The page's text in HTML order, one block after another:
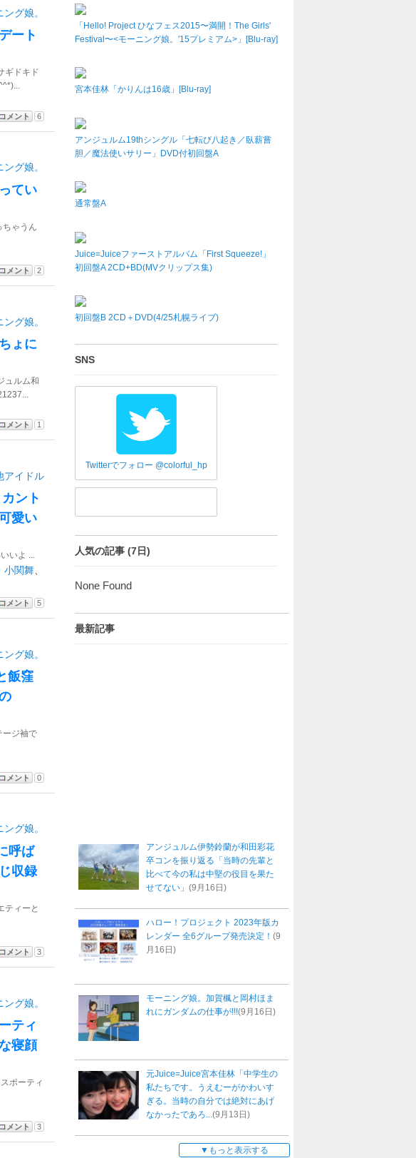
ング娘。
ート
ギドキド
コメント 6
ング娘。
てい
ゃうん
コメント 2
ング娘。
ょに
ュルム和
コメント 1
アイドル
ント
愛い
いよ ...
小関舞、
コメント 5
ング娘。
飯窪
ージ袖で
コメント 0
ング娘。
呼ば
収録
ティーと
コメント 3
ング娘。
ティ
寝顔
ポーティ
コメント 3
「Hello! Project ひなフェス2015〜満開！The Girls'
Festival〜<モーニング娘。'15プレミアム>」[Blu-ray]
宮本佳林「かりんは16歳」[Blu-ray]
アンジュルム19thシングル「七転び八起き／臥薪嘗
胆／魔法使いサリー」DVD付初回盤A
通常盤A
Juice=Juiceファーストアルバム「First Squeeze!」
初回盤A 2CD+BD(MVクリップス集)
初回盤B 2CD＋DVD(4/25札幌ライブ)
SNS
Twitterでフォロー @colorful_hp
人気の記事 (7日)
None Found
最新記事
アンジュルム伊勢鈴蘭が和田彩花
卒コンを振り返る「当時の先輩と
比べて今の私は中堅の役目を果た
せてない」 (9月16日)
ハロー！プロジェクト 2023年版カ
レンダー 全6グループ発売決定！ (9
月16日)
モーニング娘。加賀楓と岡村ほま
れにガンダムの仕事が!!!(9月16日)
元Juice=Juice宮本佳林「中学生の
私たちです。うえむーがかわいす
ぎる。当時の自分では絶対にあげ
なかったであろ...(9月13日)
もっと表示する